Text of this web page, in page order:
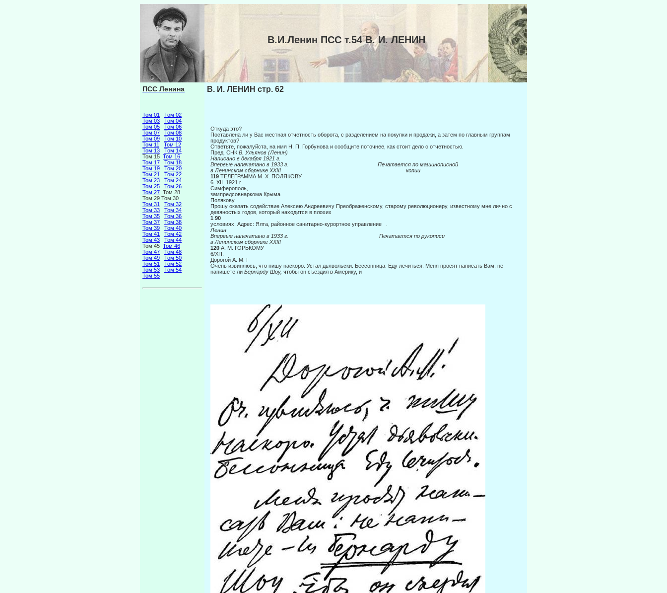
В.И.Ленин ПСС т.54 В. И. ЛЕНИН
ПСС Ленина
Том 01
Том 02
Том 03
Том 04
Том 05
Том 06
Том 07
Том 08
Том 09
Том 10
Том 11
Том 12
Том 13
Том 14
Том 15 Том 16
Том 17
Том 18
Том 19
Том 20
Том 21
Том 22
Том 23
Том 24
Том 25
Том 26
Том 27 Том 28
Том 29 Том 30
Том 31
Том 32
Том 33
Том 34
Том 35
Том 36
Том 37
Том 38
Том 39
Том 40
Том 41
Том 42
Том 43
Том 44
Том 45 Том 46
Том 47
Том 48
Том 49
Том 50
Том 51
Том 52
Том 53
Том 54
Том 55
В. И. ЛЕНИН стр. 62
Откуда это?
Поставлена ли у Вас местная отчетность оборота, с разделением на покупки и про­дажи, а затем по главным группам
продуктов?
Ответьте, пожалуйста, на имя Н. П. Горбунова и сообщите поточнее, как стоит дело с отчетностью.
Пред. СНК В. Ульянов (Ленин)
Написано в декабря 1921 г.
Впервые напечатано в 1933 г. Печатается по машинописной
в Ленинском сборнике XXIII копии
119 ТЕЛЕГРАММА М. X. ПОЛЯКОВУ
6. XII. 1921 г.
Симферополь,
зампредсовнаркома Крыма
Полякову
Прошу оказать содействие Алексею Андреевичу Преображенскому, старому рево­люционеру, известному мне лично с
девяностых годов, который находится в плохих
1 90
условиях. Адрес: Ялта, районное санитарно-курортное управление .
Ленин
Впервые напечатано в 1933 г. Печатается по рукописи
в Ленинском сборнике XXIII
120 А. М. ГОРЬКОМУ
6/ХП.
Дорогой А. М. !
Очень извиняюсь, что пишу наскоро. Устал дьявольски. Бессонница. Еду лечиться. Меня просят написать Вам: не
напишете ли Бернарду Шоу, чтобы он съездил в Америку, и